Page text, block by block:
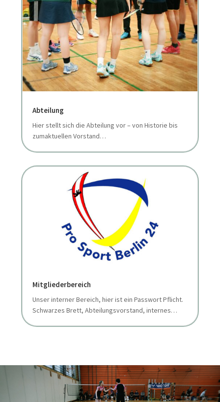
Abteilung
Hier stellt sich die Abteilung vor – von Historie bis
zumaktuellen Vorstand…
Mitgliederbereich
Unser interner Bereich, hier ist ein Passwort Pflicht.
Schwarzes Brett, Abteilungsvorstand, internes…